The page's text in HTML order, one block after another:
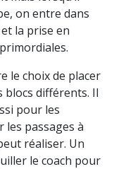
on entre dans
la prise en
le choix de placer
blocs différents. Il
pour les
les passages à
réaliser. Un
le coach pour